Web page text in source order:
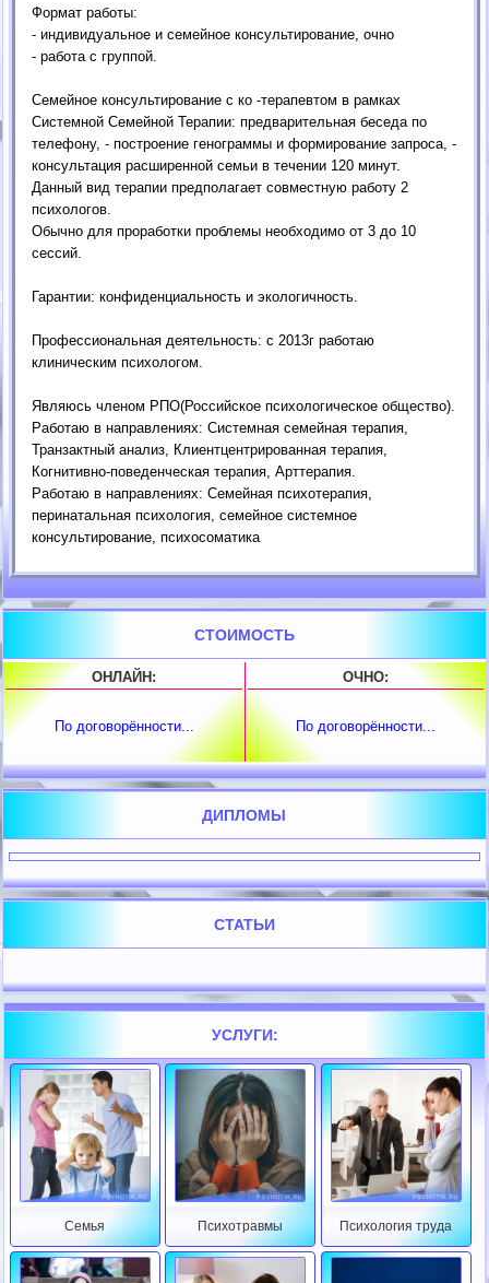
Формат работы:
- индивидуальное и семейное консультирование, очно
- работа с группой.
Семейное консультирование с ко -терапевтом в рамках
Системной Семейной Терапии: предварительная беседа по
телефону, - построение генограммы и формирование запроса, -
консультация расширенной семьи в течении 120 минут.
Данный вид терапии предполагает совместную работу 2
психологов.
Обычно для проработки проблемы необходимо от 3 до 10
сессий.
Гарантии: конфиденциальность и экологичность.
Профессиональная деятельность: с 2013г работаю
клиническим психологом.
Являюсь членом РПО(Российское психологическое общество).
Работаю в направлениях: Системная семейная терапия,
Транзактный анализ, Клиентцентрированная терапия,
Когнитивно-поведенческая терапия, Арттерапия.
Работаю в направлениях: Семейная психотерапия,
перинатальная психология, семейное системное
консультирование, психосоматика
СТОИМОСТЬ
ОНЛАЙН:
По договорённости...
ОЧНО:
По договорённости...
ДИПЛОМЫ
СТАТЬИ
УСЛУГИ:
Семья Психотравмы Психология труда